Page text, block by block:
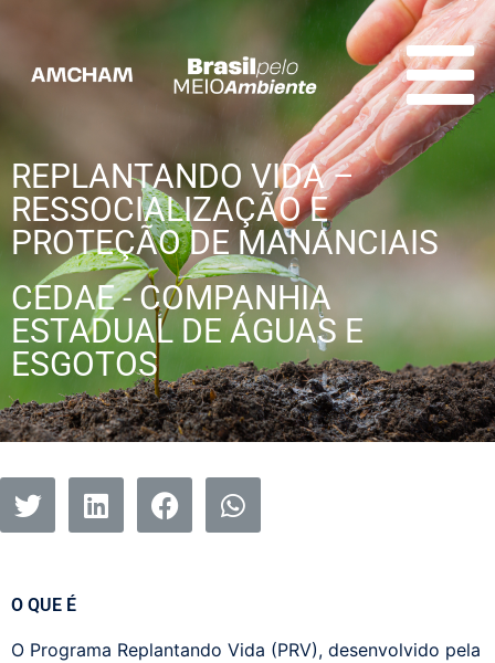
REPLANTANDO VIDA –
RESSOCIALIZAÇÃO E
PROTEÇÃO DE MANANCIAIS
CEDAE - COMPANHIA
ESTADUAL DE ÁGUAS E
ESGOTOS
O QUE É
O Programa Replantando Vida (PRV), desenvolvido pela